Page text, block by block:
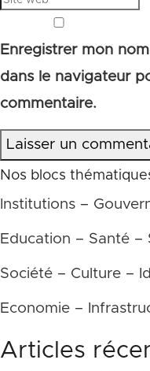
Enregistrer mon
dans le navigateur
commentaire.
Laisser un
Nos blocs
Institutions –
Education – Santé –
Société – Culture –
Economie –
Articles